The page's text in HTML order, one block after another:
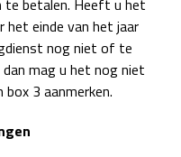
te betalen. Heeft u het
het einde van het jaar
nog niet of te
mag u het nog niet
3 aanmerken.